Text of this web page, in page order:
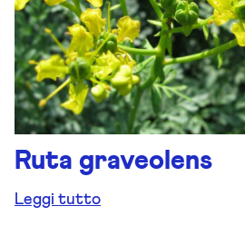
Ruta graveolens
Leggi tutto